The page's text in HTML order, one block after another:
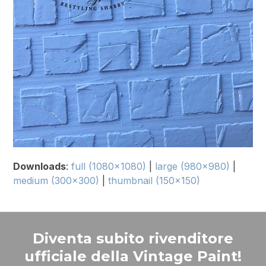
Downloads:full (1080x1080) large (980x980)
medium (300x300)
|thumbnail (150x150)
Diventa subito rivenditore
ufficiale della Vintage Paint!